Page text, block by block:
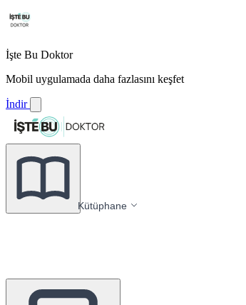
İşte Bu Doktor
Mobil uygulamada daha fazlasını keşfet
İndir
Kütüphane